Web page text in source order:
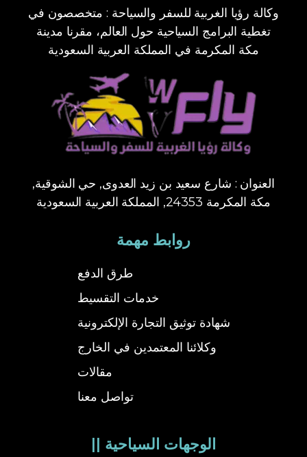
وكالة رؤيا الغربية للسفر والسياحة : متخصصون في
تغطية البرامج السياحية حول العالم، مقرنا مدينة
مكة المكرمة في المملكة العربية السعودية
العنوان : شارع سعيد بن زيد العدوى, حي الشوقية,
مكة المكرمة 24353, المملكة العربية السعودية
روابط مهمة
طرق الدفع
خدمات التقسيط
شهادة توثيق التجارة الإلكترونية
وكلائنا المعتمدين في الخارج
مقالات
تواصل معنا
|| الوجهات السياحية